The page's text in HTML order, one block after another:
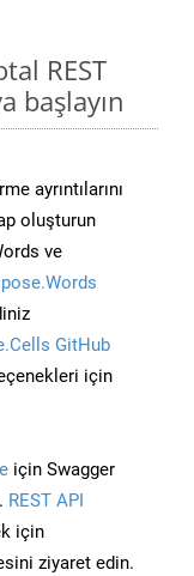
REST
başlayın
ayrıntılarını
oluşturun
ve
GitHub
için
için Swagger
REST API
için
ziyaret edin.